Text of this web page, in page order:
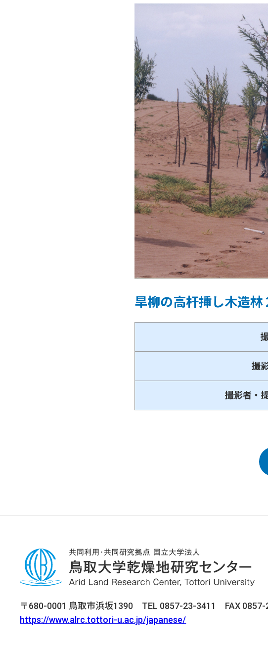
旱柳の高杆挿し木造林
撮
撮影者・
〒680-0001 鳥取市浜坂1390 TEL 0857-23-3411 FAX 0857-
https://www.alrc.tottori-u.ac.jp/japanese/